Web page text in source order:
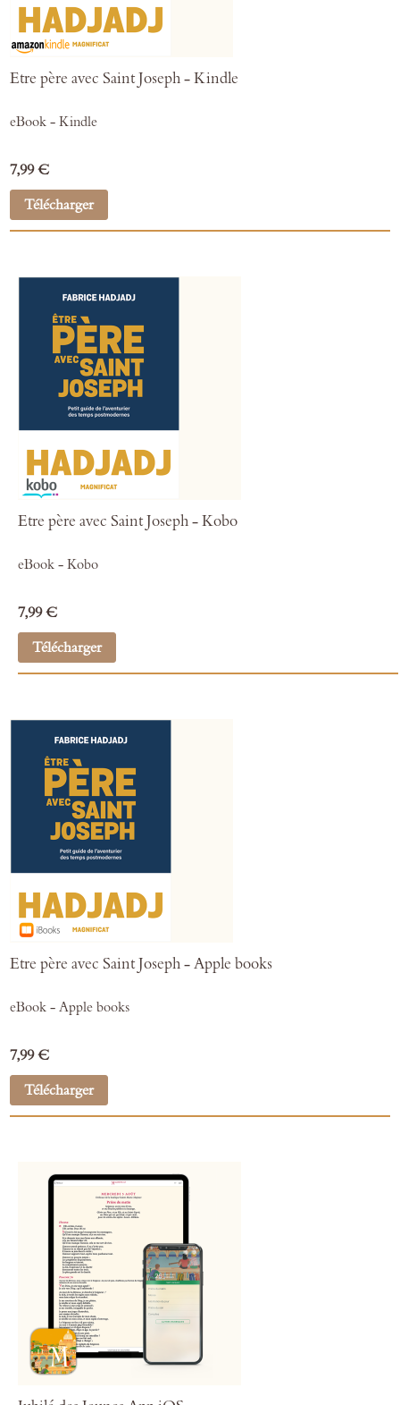
Etre père avec Saint Joseph - Kindle
eBook - Kindle
7,99 €
Télécharger
Etre père avec Saint Joseph - Kobo
eBook - Kobo
7,99 €
Télécharger
Etre père avec Saint Joseph - Apple books
eBook - Apple books
7,99 €
Télécharger